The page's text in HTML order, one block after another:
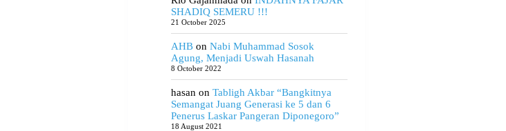
SHADIQ SEMERU !!!
21 October 2025
AHBon Nabi Muhammad Sosok
Agung, Menjadi Uswah Hasanah
8 October 2022
hasanon Tabligh Akbar “Bangkitnya
Semangat Juang Generasi ke 5 dan 6
Penerus Laskar Pangeran Diponegoro”
18 August 2021